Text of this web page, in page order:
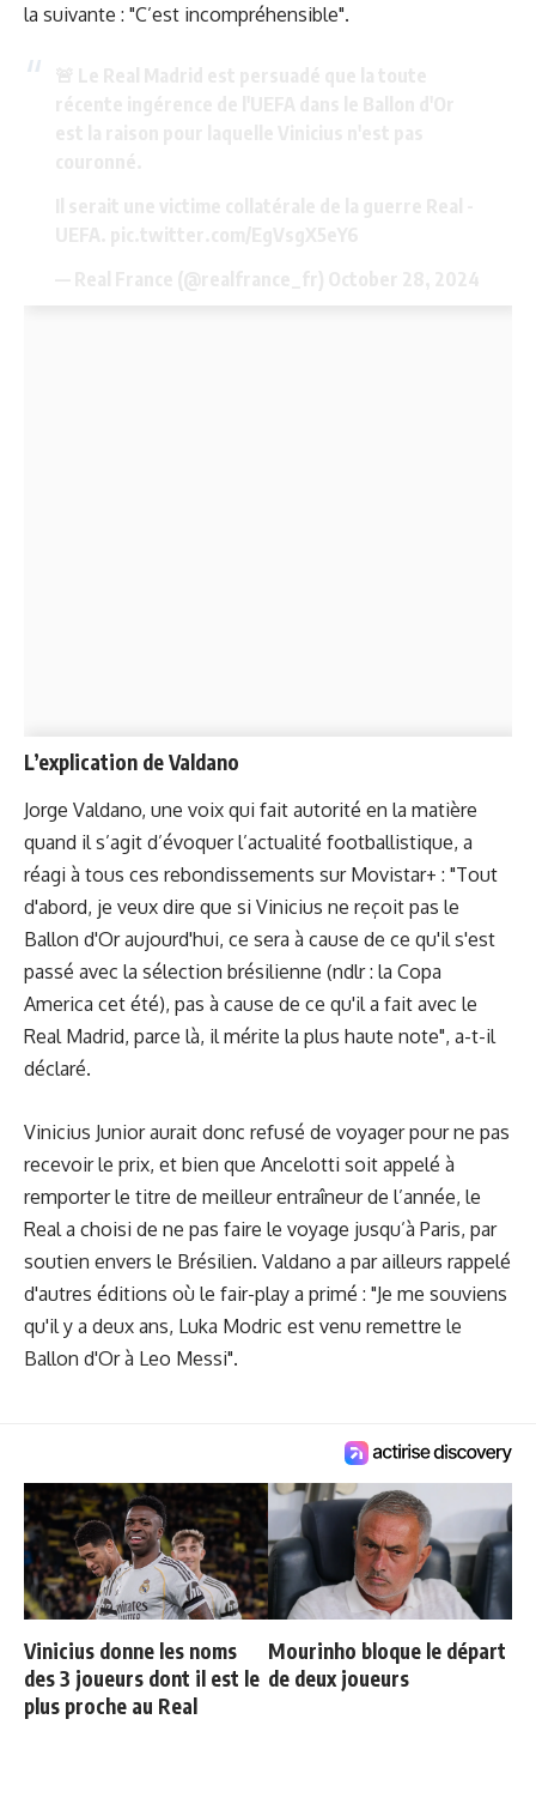
la suivante : "C’est incompréhensible".
L’explication de Valdano
Jorge Valdano, une voix qui fait autorité en la matière
quand il s’agit d’évoquer l’actualité footballistique, a
réagi à tous ces rebondissements sur Movistar+ : "Tout
d'abord, je veux dire que si Vinicius ne reçoit pas le
Ballon d'Or aujourd'hui, ce sera à cause de ce qu'il s'est
passé avec la sélection brésilienne (ndlr : la Copa
America cet été), pas à cause de ce qu'il a fait avec le
Real Madrid, parce là, il mérite la plus haute note", a-t-il
déclaré.
Vinicius Junior aurait donc refusé de voyager pour ne pas
recevoir le prix, et bien que Ancelotti soit appelé à
remporter le titre de meilleur entraîneur de l’année, le
Real a choisi de ne pas faire le voyage jusqu’à Paris, par
soutien envers le Brésilien. Valdano a par ailleurs rappelé
d'autres éditions où le fair-play a primé : "Je me souviens
qu'il y a deux ans, Luka Modric est venu remettre le
Ballon d'Or à Leo Messi".
Vinicius donne les noms
des 3 joueurs dont il est le
plus proche au Real
Mourinho bloque le départ
de deux joueurs